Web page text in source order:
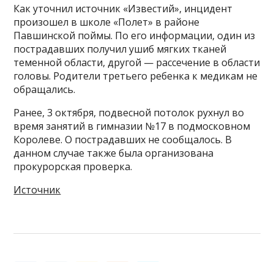
Как уточнил источник «Известий», инцидент
произошел в школе «Полет» в районе
Павшинской поймы. По его информации, один из
пострадавших получил ушиб мягких тканей
теменной области, другой — рассечение в области
головы. Родители третьего ребенка к медикам не
обращались.
Ранее, 3 октября, подвесной потолок рухнул во
время занятий в гимназии №17 в подмосковном
Королеве. О пострадавших не сообщалось. В
данном случае также была организована
прокурорская проверка.
Источник